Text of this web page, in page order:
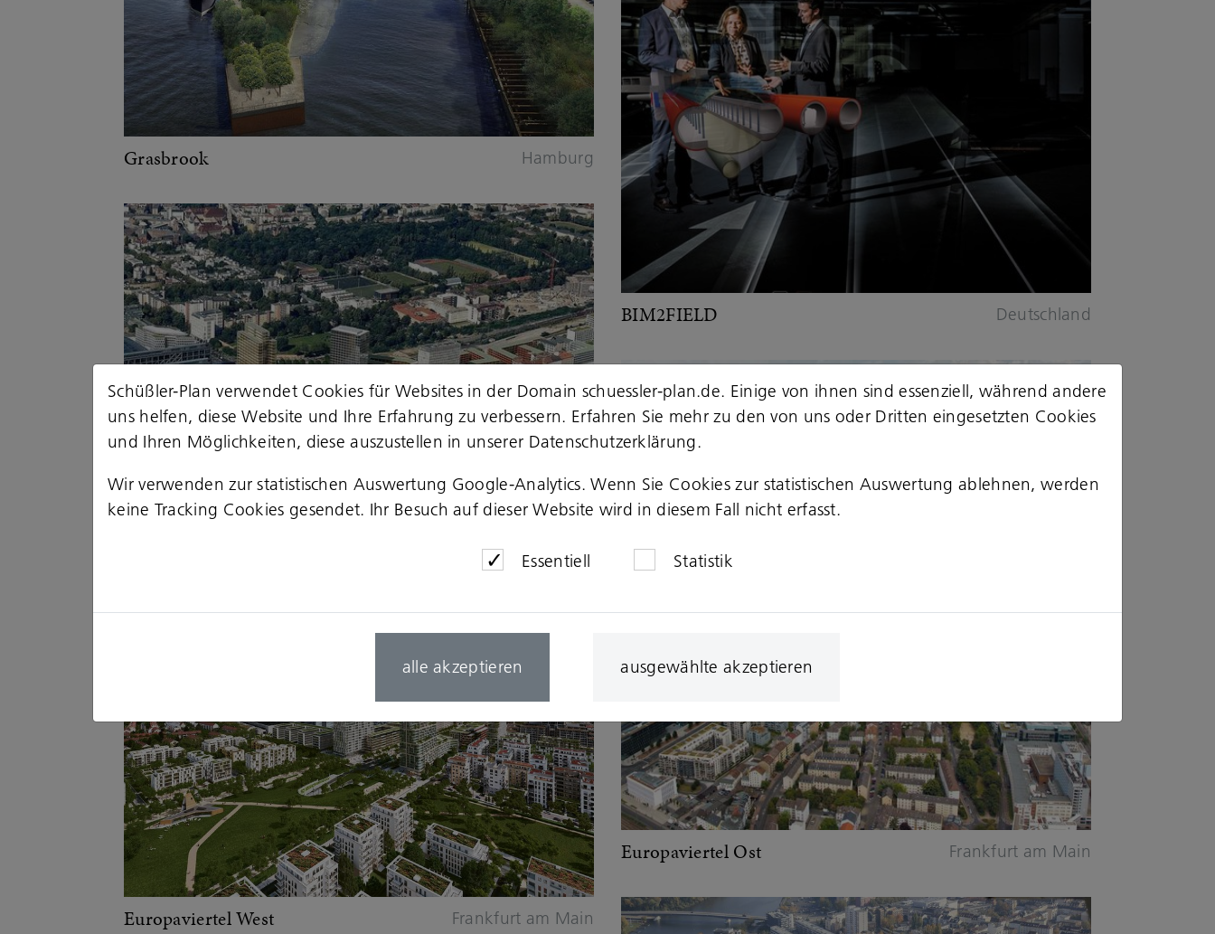
Grasbrook Hamburg
BIM2FIELD Deutschland
Europaviertel Ost Frankfurt am Main
Europaviertel West Frankfurt am Main
Schüßler-Plan verwendet Cookies für Websites in der Domain schuessler-plan.de. Einige von ihnen sind essenziell, während andere
uns helfen, diese Website und Ihre Erfahrung zu verbessern. Erfahren Sie mehr zu den von uns oder Dritten eingesetzten Cookies
und Ihren Möglichkeiten, diese auszustellen in unserer Datenschutzerklärung.
Wir verwenden zur statistischen Auswertung Google-Analytics. Wenn Sie Cookies zur statistischen Auswertung ablehnen, werden
keine Tracking Cookies gesendet. Ihr Besuch auf dieser Website wird in diesem Fall nicht erfasst.
Essentiell Statistik
alle akzeptieren ausgewählte akzeptieren